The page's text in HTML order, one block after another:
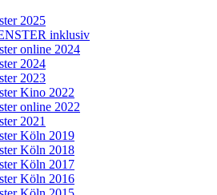
2025
inklusiv
online 2024
2024
2023
Kino 2022
online 2022
2021
Köln 2019
Köln 2018
Köln 2017
Köln 2016